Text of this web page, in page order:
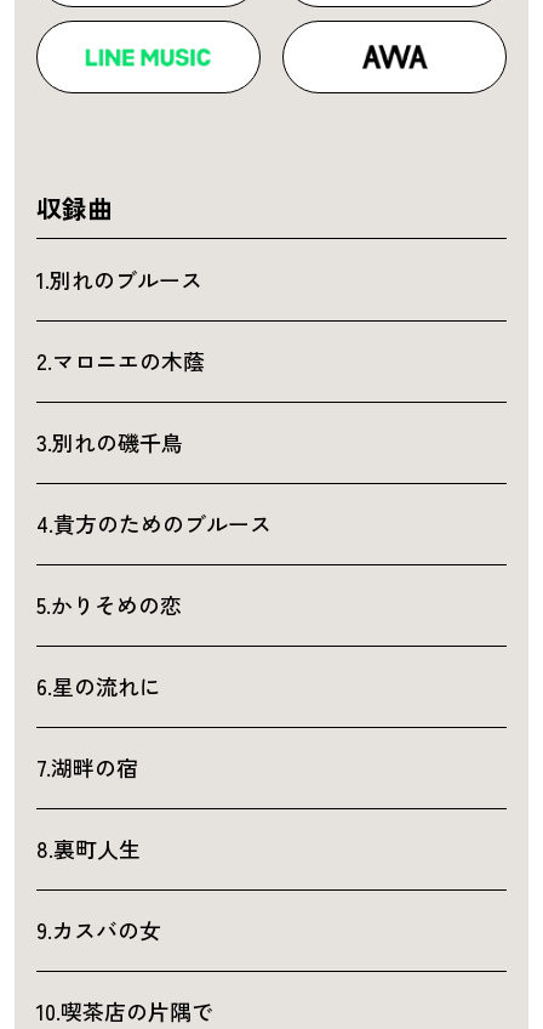
収録曲
1.別れのブルース
2.マロニエの木蔭
3.別れの磯千鳥
4.貴方のためのブルース
5.かりそめの恋
6.星の流れに
7.湖畔の宿
8.裏町人生
9.カスバの女
10.喫茶店の片隅で